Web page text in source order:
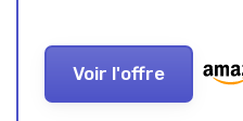
Voir l'offre